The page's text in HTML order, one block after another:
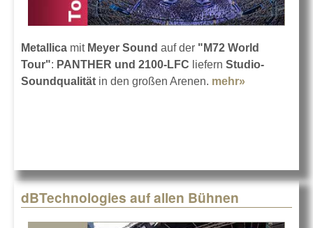
Metallica mit Meyer Sound auf der "M72 World
Tour": PANTHER und 2100-LFC liefern Studio-
Soundqualität in den großen Arenen. mehr»
dBTechnologies auf allen Bühnen